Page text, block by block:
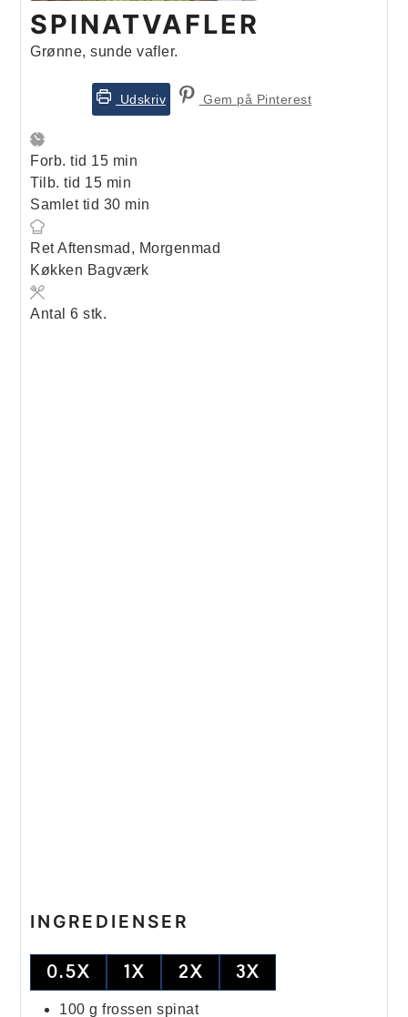
SPINATVAFLER
Grønne, sunde vafler.
Udskriv Gem på Pinterest
Forb. tid 15minutter
min
Tilb. tid 15minutter
min
Samlet tid 30minutter
min
RetAftensmad, Morgenmad
Køkken Bagværk
Antal6 stk.
INGREDIENSER
0.5X 1X 2X 3X
100 g frossen spinat